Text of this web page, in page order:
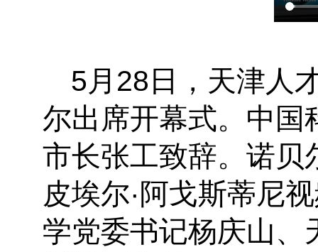
5月28日，天津人
尔出席开幕式。中国
市长张工致辞。诺贝
皮埃尔·阿戈斯蒂尼
学党委书记杨庆山、